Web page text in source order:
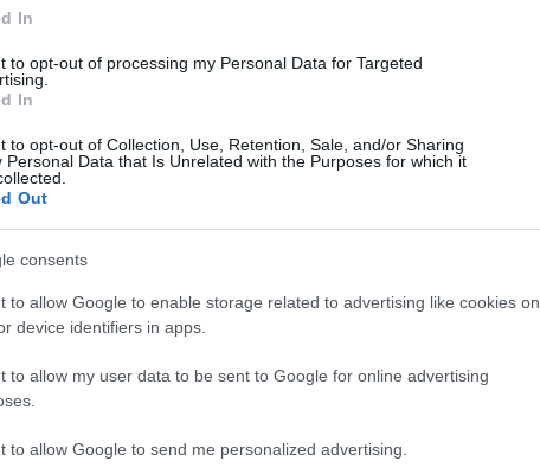
In
to opt-out of processing my Personal Data for Targeted
In
to opt-out of Collection, Use, Retention, Sale, and/or Sharing
Personal Data that Is Unrelated with the Purposes for which it
Out
consents
to allow Google to enable storage related to advertising like cookies on
device identifiers in apps.
to allow my user data to be sent to Google for online advertising
to allow Google to send me personalized advertising.